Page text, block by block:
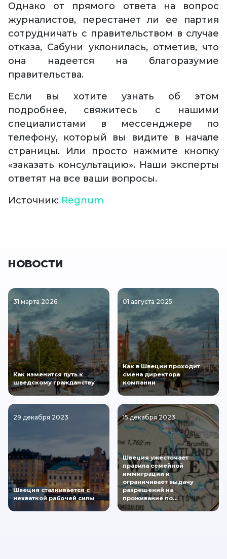
Однако от прямого ответа на вопрос
журналистов, перестанет ли ее партия
сотрудничать с правительством в случае
отказа, Сабуни уклонилась, отметив, что
она надеется на благоразумие
правительства.
Если вы хотите узнать об этом
подробнее, свяжитесь с нашими
специалистами в мессенджере по
телефону, который вы видите в начале
страницы. Или просто нажмите кнопку
«заказать консультацию». Наши эксперты
ответят на все ваши вопросы.
Источник: Regnum
НОВОСТИ
31 марта 2026
Как изменится путь к
шведскому гражданству
01 августа 2025
Как в Швеции проходит
смена директора
компании
29 декабря 2023
Швеция сталкивается с
нехваткой рабочей силы
15 декабря 2023
Швеция ужесточает
правила семейной
иммиграции и
ограничивает выдачу
разрешений на
проживание по…